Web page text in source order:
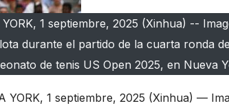
1 septiembre, 2025 (Xinhua) --
durante el partido de la cuarta ronda
de tenis US Open 2025, en Nueva
YORK, 1 septiembre, 2025 (Xinhua) —